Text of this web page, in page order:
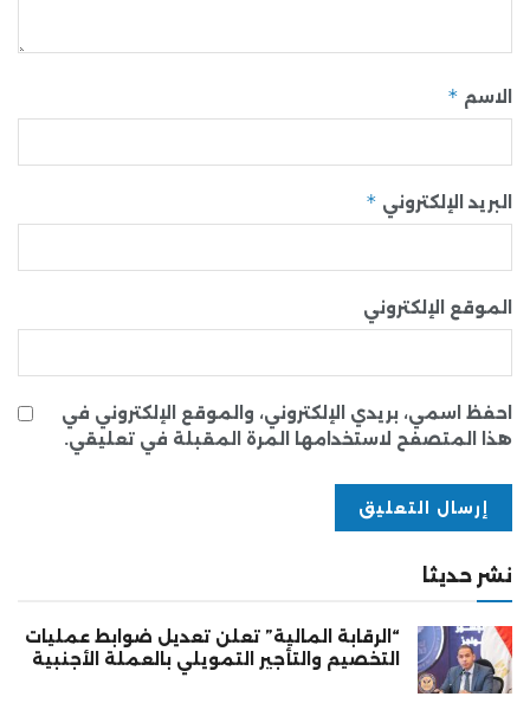
الاسم *
البريد الإلكتروني *
الموقع الإلكتروني
احفظ اسمي، بريدي الإلكتروني، والموقع الإلكتروني في
هذا المتصفح لاستخدامها المرة المقبلة في تعليقي.
نشر حديثا
“الرقابة المالية” تعلن تعديل ضوابط عمليات
التخصيم والتأجير التمويلي بالعملة الأجنبية